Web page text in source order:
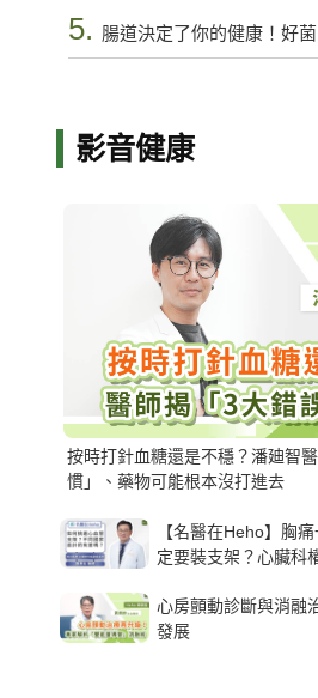
5. 腸道決定了你的健康！好
影音健康
按時打針血糖還是不穩？潘廸智
慣」、藥物可能根本沒打進去
【名醫在Heho】胸
定要裝支架？心臟科
心房顫動診斷與消融
發展